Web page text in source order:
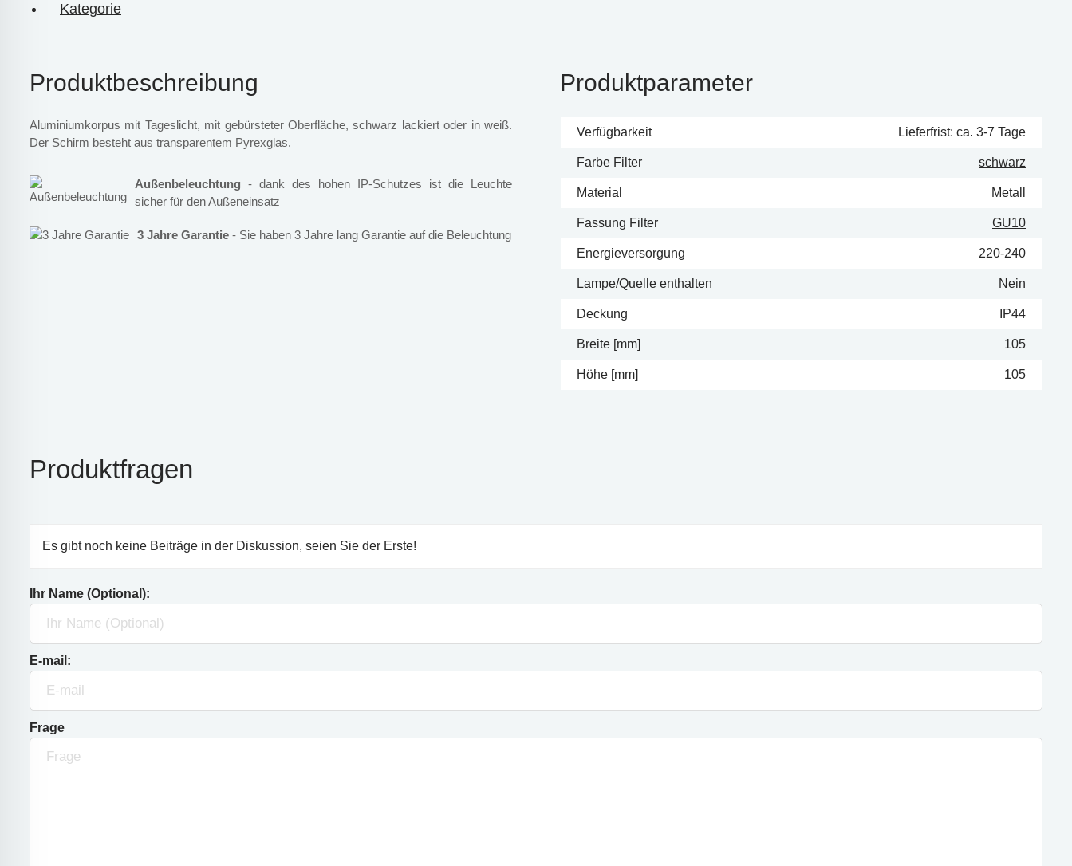
Kategorie
Produktbeschreibung
Aluminiumkorpus mit Tageslicht, mit gebürsteter Oberfläche, schwarz lackiert oder in weiß.
Der Schirm besteht aus transparentem Pyrexglas.
Außenbeleuchtung - dank des hohen IP-Schutzes ist die Leuchte
sicher für den Außeneinsatz
3 Jahre Garantie - Sie haben 3 Jahre lang Garantie auf die Beleuchtung
Produktparameter
Verfügbarkeit Lieferfrist: ca. 3-7 Tage
Farbe Filter schwarz
Material Metall
Fassung Filter GU10
Energieversorgung 220-240
Lampe/Quelle enthalten Nein
Deckung IP44
Breite [mm] 105
Höhe [mm] 105
Produktfragen
Es gibt noch keine Beiträge in der Diskussion, seien Sie der Erste!
Ihr Name (Optional):
E-mail:
Frage